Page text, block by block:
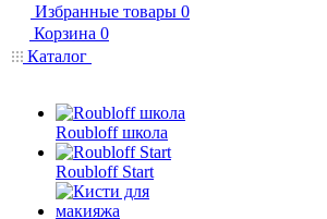
Избранные товары 0
Корзина 0
Каталог
Roubloff школа
Roubloff Start